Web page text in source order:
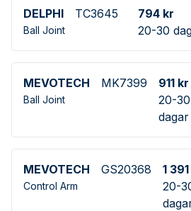
DELPHI TC3645
Ball Joint
794 kr
20-30
MEVOTECH MK7399
Ball Joint
911 kr
20-30
dagar
MEVOTECH GS20368
Control Arm
1
20-